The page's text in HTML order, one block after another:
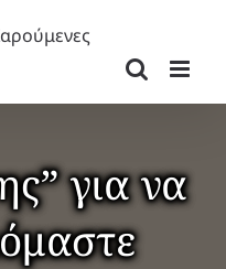
για να